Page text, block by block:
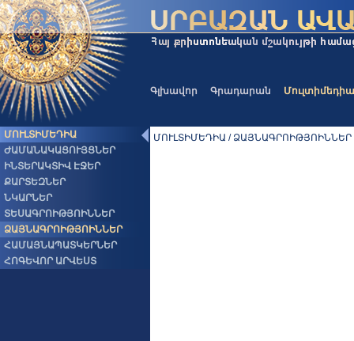
Գլխավոր Գրադարան Մուլտիմեդիա
ՄՈՒԼՏԻՄԵԴԻԱ
ԺԱՄԱՆԱԿԱՑՈՒՅՑՆԵՐ
ԻՆՏԵՐԱԿՏԻՎ ԷՋԵՐ
ՔԱՐՏԵԶՆԵՐ
ՆԿԱՐՆԵՐ
ՏԵՍԱԳՐՈԻԹՅՈԻՆՆԵՐ
ՁԱՅՆԱԳՐՈԻԹՅՈԻՆՆԵՐ
ՀԱՄԱՅՆԱՊԱՏԿԵՐՆԵՐ
ՀՈԳԵՎՈՐ ԱՐՎԵՍՏ
ՄՈՒԼՏԻՄԵԴԻԱ / ՁԱՅՆԱԳՐՈԻԹՅՈԻՆՆԵՐ